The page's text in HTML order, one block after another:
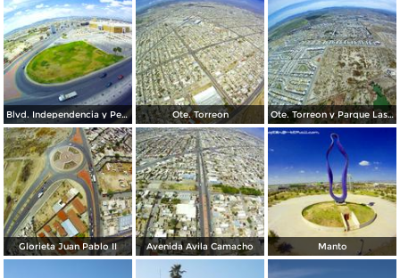
Blvd. Independencia y Periferico Ote. Torreon Ote. Torreon y Parque Las Etnias
Glorieta Juan Pablo II Avenida Avila Camacho Manto